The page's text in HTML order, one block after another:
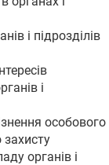
і підрозділів
і
особового
захисту
органів і